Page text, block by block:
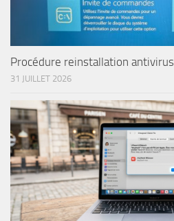
Procédure reinstallation antivirus
31 JUILLET 2026